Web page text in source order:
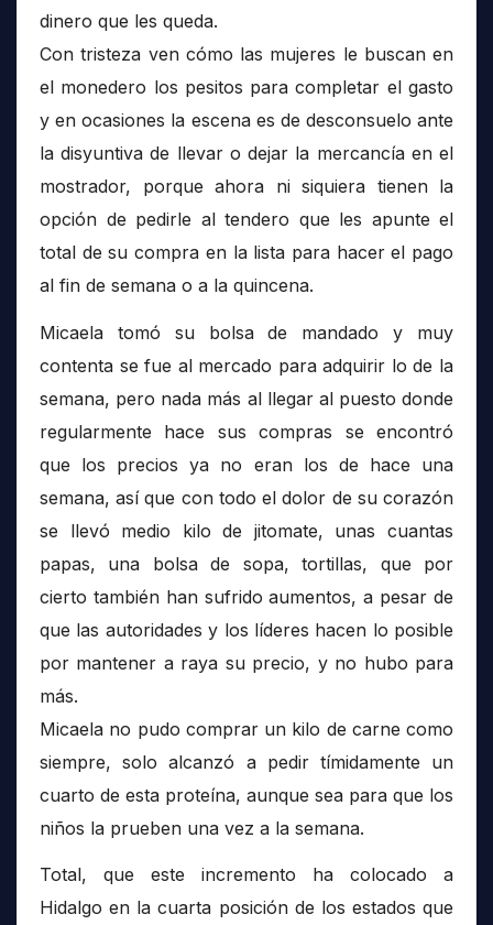
dinero que les queda.
Con tristeza ven cómo las mujeres le buscan en
el monedero los pesitos para completar el gasto
y en ocasiones la escena es de desconsuelo ante
la disyuntiva de llevar o dejar la mercancía en el
mostrador, porque ahora ni siquiera tienen la
opción de pedirle al tendero que les apunte el
total de su compra en la lista para hacer el pago
al fin de semana o a la quincena.
Micaela tomó su bolsa de mandado y muy
contenta se fue al mercado para adquirir lo de la
semana, pero nada más al llegar al puesto donde
regularmente hace sus compras se encontró
que los precios ya no eran los de hace una
semana, así que con todo el dolor de su corazón
se llevó medio kilo de jitomate, unas cuantas
papas, una bolsa de sopa, tortillas, que por
cierto también han sufrido aumentos, a pesar de
que las autoridades y los líderes hacen lo posible
por mantener a raya su precio, y no hubo para
más.
Micaela no pudo comprar un kilo de carne como
siempre, solo alcanzó a pedir tímidamente un
cuarto de esta proteína, aunque sea para que los
niños la prueben una vez a la semana.
Total, que este incremento ha colocado a
Hidalgo en la cuarta posición de los estados que